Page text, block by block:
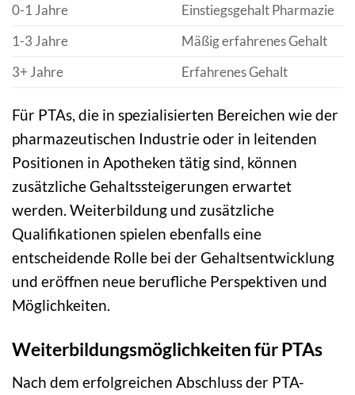
0-1 Jahre
Einstiegsgehalt Pharmazie
1-3 Jahre
Mäßig erfahrenes Gehalt
3+ Jahre
Erfahrenes Gehalt
Für PTAs, die in spezialisierten Bereichen wie der
pharmazeutischen Industrie oder in leitenden
Positionen in Apotheken tätig sind, können
zusätzliche Gehaltssteigerungen erwartet
werden. Weiterbildung und zusätzliche
Qualifikationen spielen ebenfalls eine
entscheidende Rolle bei der Gehaltsentwicklung
und eröffnen neue berufliche Perspektiven und
Möglichkeiten.
Weiterbildungsmöglichkeiten für PTAs
Nach dem erfolgreichen Abschluss der PTA-